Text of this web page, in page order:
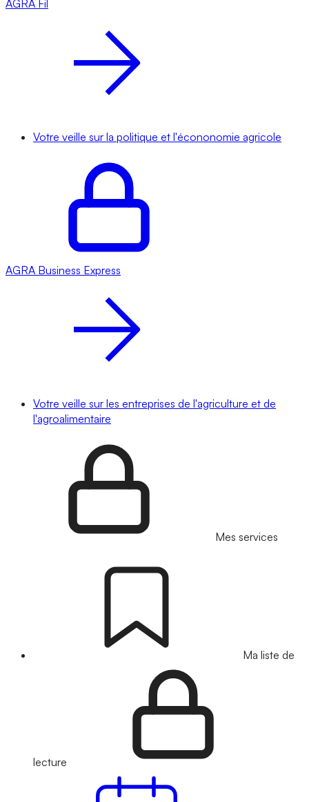
AGRA Fil
Votre veille sur la politique et l'écononomie agricole
AGRA Business Express
Votre veille sur les entreprises de l'agriculture et de
l'agroalimentaire
Mes services
Ma liste de
lecture